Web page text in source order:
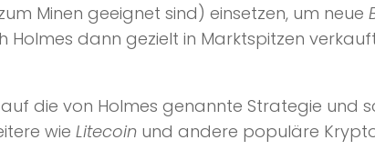
Minen geeignet sind) einsetzen, um neue
Holmes dann gezielt in Marktspitzen
die von Holmes genannte Strategie und
wie Litecoin und andere populäre